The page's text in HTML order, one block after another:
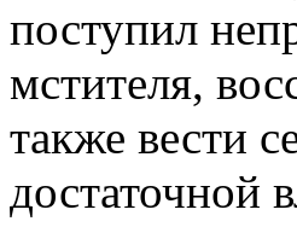
поступил
мстителя,
также вести
достаточной